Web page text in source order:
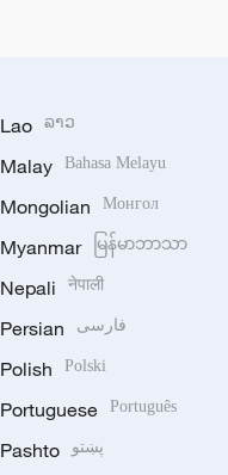
Lao ລາວ
Malay Bahasa Melayu
Mongolian Монгол
Myanmar မြန်မာဘာသာ
Nepali नेपाली
Persian فارسی
Polish Polski
Portuguese Português
Pashto پښتو